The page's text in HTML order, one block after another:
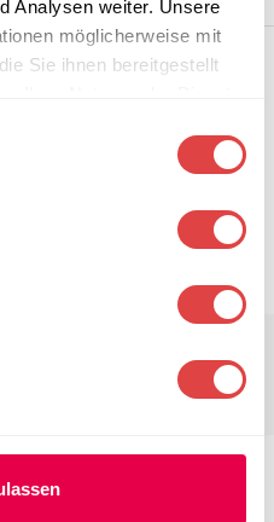
Analysen weiter. Unsere
möglicherweise mit
Sie ihnen bereitgestellt